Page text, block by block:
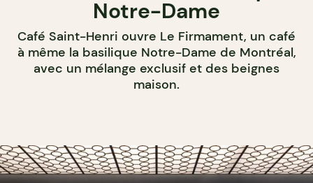
Notre-Dame
Café Saint-Henri ouvre Le Firmament, un café
à même la basilique Notre-Dame de Montréal,
avec un mélange exclusif et des beignes
maison.